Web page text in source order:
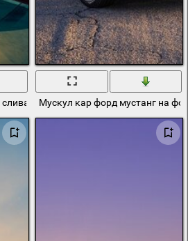
с линией горизонта
Мускул кар форд мустанг на